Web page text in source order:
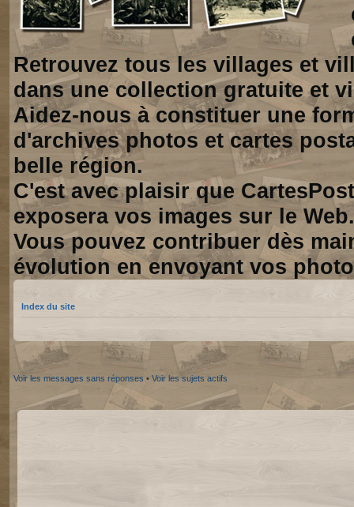
Retrouvez tous les villages et
dans une collection gratuite et
Aidez-nous à constituer une
d'archives photos et cartes
belle région.
C'est avec plaisir que
exposera vos images sur le Web.
Vous pouvez contribuer dès
évolution en envoyant vos
Index du site
Voir les messages sans réponses • Voir les sujets actifs